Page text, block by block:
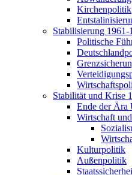
Kirchenpolitik
Stabilisierung 1961-
Politische
Stabilität und Krise
Ende der Ära
Wirtschaft
Kulturpolitik
Außenpolitik